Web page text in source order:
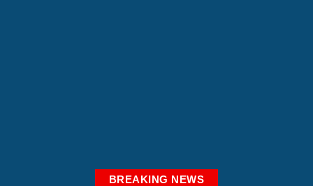
BREAKING NEWS